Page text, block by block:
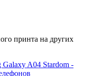
принта на других